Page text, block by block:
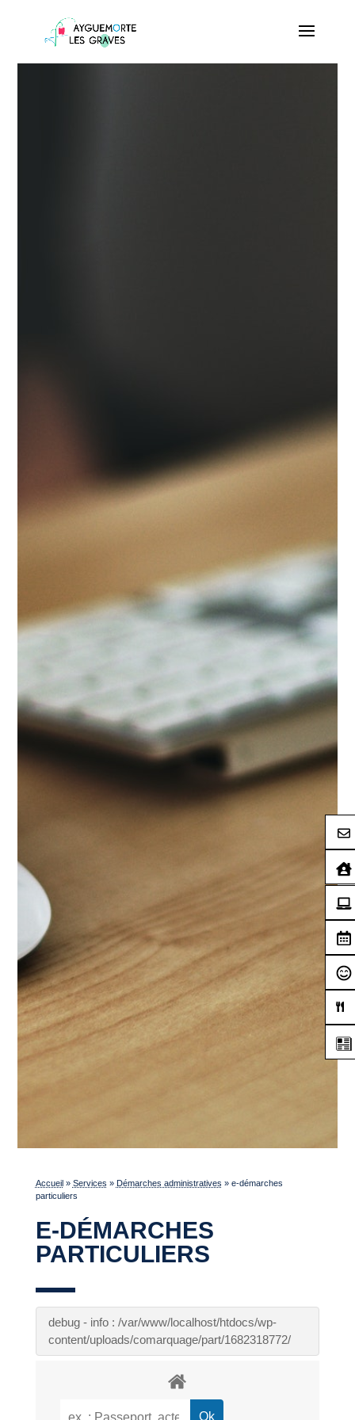
Accueil» Services » Démarches administratives » e-démarches
particuliers
E-DÉMARCHES
PARTICULIERS
debug - info : /var/www/localhost/htdocs/wp-
content/uploads/comarquage/part/1682318772/